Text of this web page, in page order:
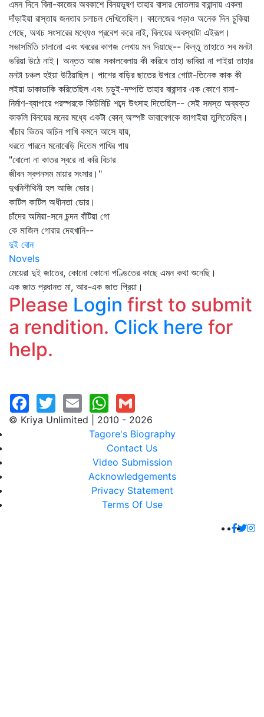
এমন দিনে বিনা-কাজের অবকাশে বিনয়ভূষণ তাহার বাসার দোতলার বারান্দায় একলা
দাঁড়াইয়া রাস্তায় জনতার চলাচল দেখিতেছিল। কালেজের পড়াও অনেক দিন চুকিয়া
গেছে, অথচ সংসারের মধ্যেও প্রবেশ করে নাই, বিনয়ের অবস্থাটা এইরূপ।
সভাসমিতি চালানো এবং খবরের কাগজ লেখায় মন দিয়াছে-- কিন্তু তাহাতে সব মনটা
ভরিয়া উঠে নাই। অন্তত আজ সকালবেলায় কী করিবে তাহা ভাবিয়া না পাইয়া তাহার
মনটা চঞ্চল হইয়া উঠিয়াছিল। পাশের বাড়ির ছাতের উপরে গোটা-তিনেক কাক কী
লইয়া ডাকাডাকি করিতেছিল এবং চড়ুই-দম্পতি তাহার বারান্দার এক কোণে বাসা-
নির্মাণ-ব্যাপারে পরস্পরকে কিচিমিচি শব্দে উৎসাহ দিতেছিল-- সেই সমস্ত অব্যক্ত
কাকলি বিনয়ের মনের মধ্যে একটা কোন্‌ অস্পষ্ট ভাবাবেগকে জাগাইয়া তুলিতেছিল।
খাঁচার ভিতর অচিন পাখি কমনে আসে যায়,
ধরতে পারলে মনোবেড়ি দিতেম পাখির পায়
"বোলো না কাতর স্বরে না করি বিচার
জীবন স্বপনসম মায়ার সংসার।"
দুখনিশীথিনী হল আজি ভোর।
কাটিল কাটিল অধীনতা ডোর।
চাঁদের অমিয়া-সনে চন্দন বাঁটিয়া গো
কে মাজিল গোরার দেহখানি--
দুই বোন
Novels
মেয়েরা দুই জাতের, কোনো কোনো পণ্ডিতের কাছে এমন কথা শুনেছি।
এক জাত প্রধানত মা, আর-এক জাত প্রিয়া।
Please Login first to submit
a rendition. Click here for
help.
© Kriya Unlimited | 2010 - 2026
Tagore's Biography
Contact Us
Video Submission
Acknowledgements
Privacy Statement
Terms Of Use